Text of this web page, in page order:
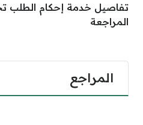
تفاصيل خدمة إحكام الطلب
المراجعة
المراجع